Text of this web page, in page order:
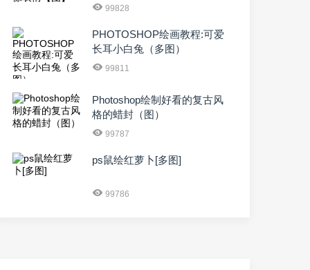
99828
PHOTOSHOP绘画教程:可爱
长耳小白兔（多图）
99811
Photoshop绘制好看的复古风
格的蜡封（图）
99787
ps鼠绘红萝卜[多图]
99786